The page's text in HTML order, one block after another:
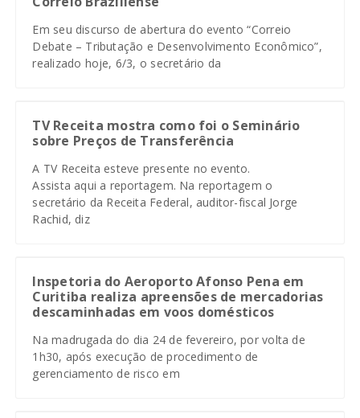
Em seu discurso de abertura do evento “Correio
Debate – Tributação e Desenvolvimento Econômico”,
realizado hoje, 6/3, o secretário da
TV Receita mostra como foi o Seminário
sobre Preços de Transferência
A TV Receita esteve presente no evento.
Assista aqui a reportagem. Na reportagem o
secretário da Receita Federal, auditor-fiscal Jorge
Rachid, diz
Inspetoria do Aeroporto Afonso Pena em
Curitiba realiza apreensões de mercadorias
descaminhadas em voos domésticos
Na madrugada do dia 24 de fevereiro, por volta de
1h30, após execução de procedimento de
gerenciamento de risco em